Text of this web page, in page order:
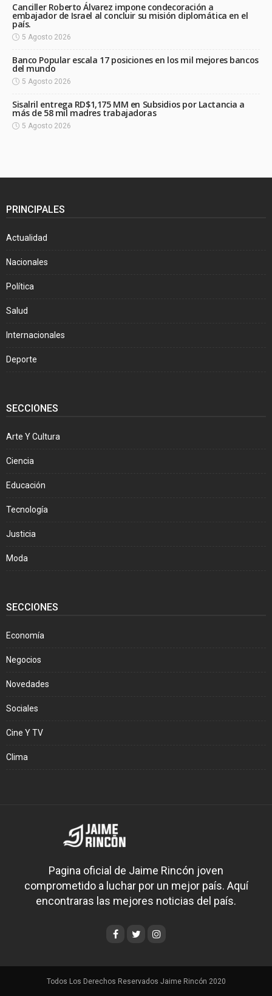
Canciller Roberto Álvarez impone condecoración a
embajador de Israel al concluir su misión diplomática en el
país.
5 Agosto 2026
Banco Popular escala 17 posiciones en los mil mejores bancos
del mundo
5 Agosto 2026
Sisalril entrega RD$1,175 MM en Subsidios por Lactancia a
más de 58 mil madres trabajadoras
5 Agosto 2026
PRINCIPALES
Actualidad
Nacionales
Política
Salud
Internacionales
Deporte
SECCIONES
Arte Y Cultura
Ciencia
Educación
Tecnología
Justicia
Moda
SECCIONES
Economía
Negocios
Novedades
Sociales
Cine Y TV
Clima
Pagina oficial de Jaime Rincón joven
comprometido a luchar por un mejor país. Aquí
encontraras las mejores noticias del país.
Todos Los Derechos Reservados Jaime Rincón 2020